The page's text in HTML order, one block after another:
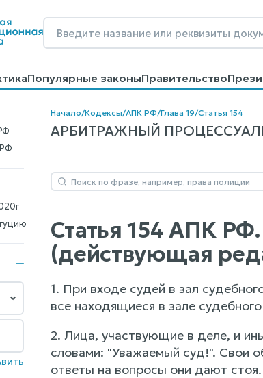
Популярные законыПравительство
материалыОбразцы договоровКонтакты
Начало/Кодексы/АПК РФ/Глава 19/Статья 154
АРБИТРАЖНЫЙ
Статья 154 АПК
(действующая
1. При входе судей в зал
все находящиеся в зале
2. Лица, участвующие в деле, и
словами: "Уважаемый суд!". Свои
ответы на вопросы они дают